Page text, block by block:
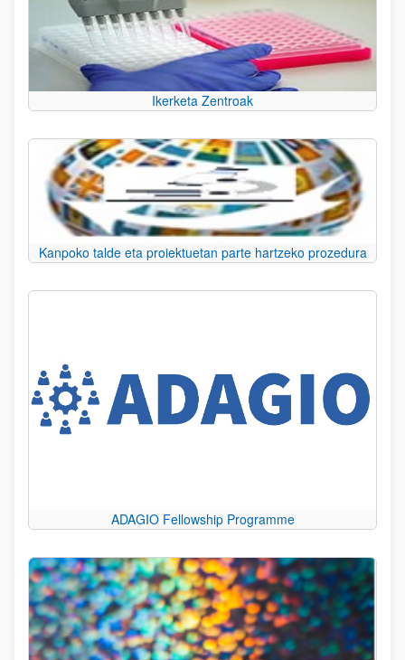
Ikerketa Zentroak
Kanpoko talde eta proiektuetan parte hartzeko prozedura
ADAGIO Fellowship Programme